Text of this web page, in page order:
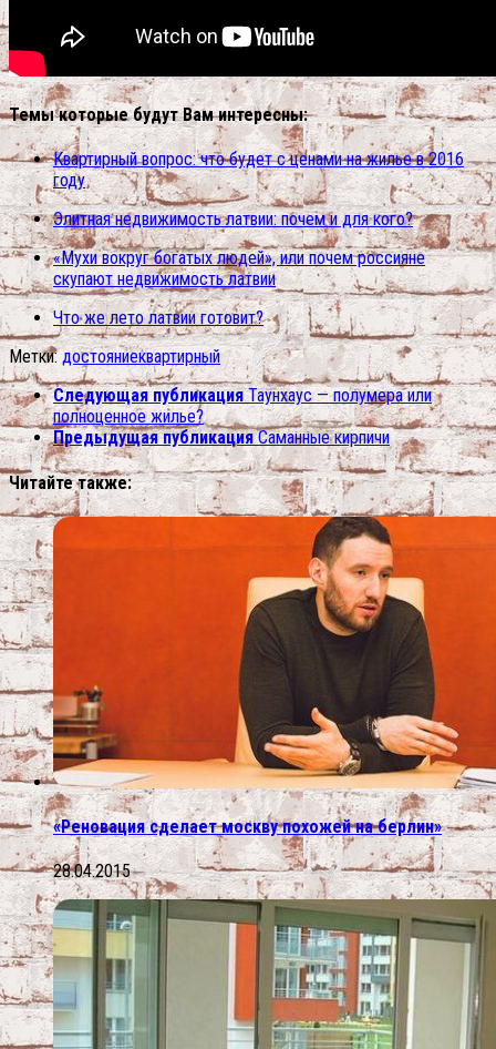
Темы которые будут Вам интересны:
Квартирный вопрос: что будет с ценами на жилье в 2016
году
Элитная недвижимость латвии: почем и для кого?
«Мухи вокруг богатых людей», или почем россияне
скупают недвижимость латвии
Что же лето латвии готовит?
Метки: достояниеквартирный
Следующая публикация Таунхаус — полумера или
полноценное жилье?
Предыдущая публикация Саманные кирпичи
Читайте также:
«Реновация сделает москву похожей на берлин»
28.04.2015